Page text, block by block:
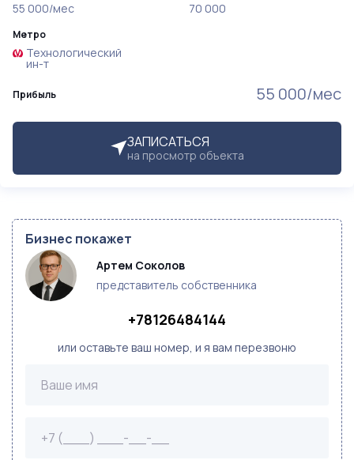
Прибыль 55 000/мес
ЗАПИСАТЬСЯ
на просмотр объекта
55 000/мес 70 000
Метро
Технологический
ин-т
Бизнес покажет
Артем Соколов
представитель собственника
+78126484144
или оставьте ваш номер, и я вам перезвоню